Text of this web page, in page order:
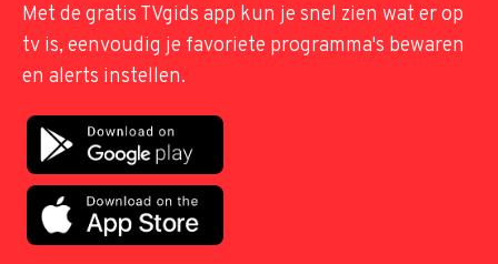
Met de gratis TVgids app kun je snel zien wat er op
tv is, eenvoudig je favoriete programma's bewaren
en alerts instellen.